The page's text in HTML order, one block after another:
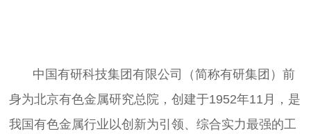
中国有研科技集团有限公司（简称有研集团）前
身为北京有色金属研究总院，创建于1952年11月，是
我国有色金属行业以创新为引领、综合实力最强的工